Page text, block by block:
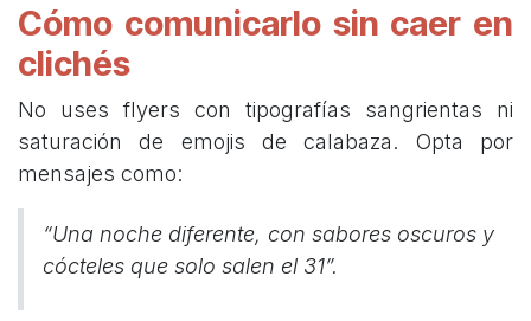
Cómo comunicarlo sin caer en
clichés
No uses flyers con tipografías sangrientas ni
saturación de emojis de calabaza. Opta por
mensajes como:
“Una noche diferente, con sabores oscuros y
cócteles que solo salen el 31”.